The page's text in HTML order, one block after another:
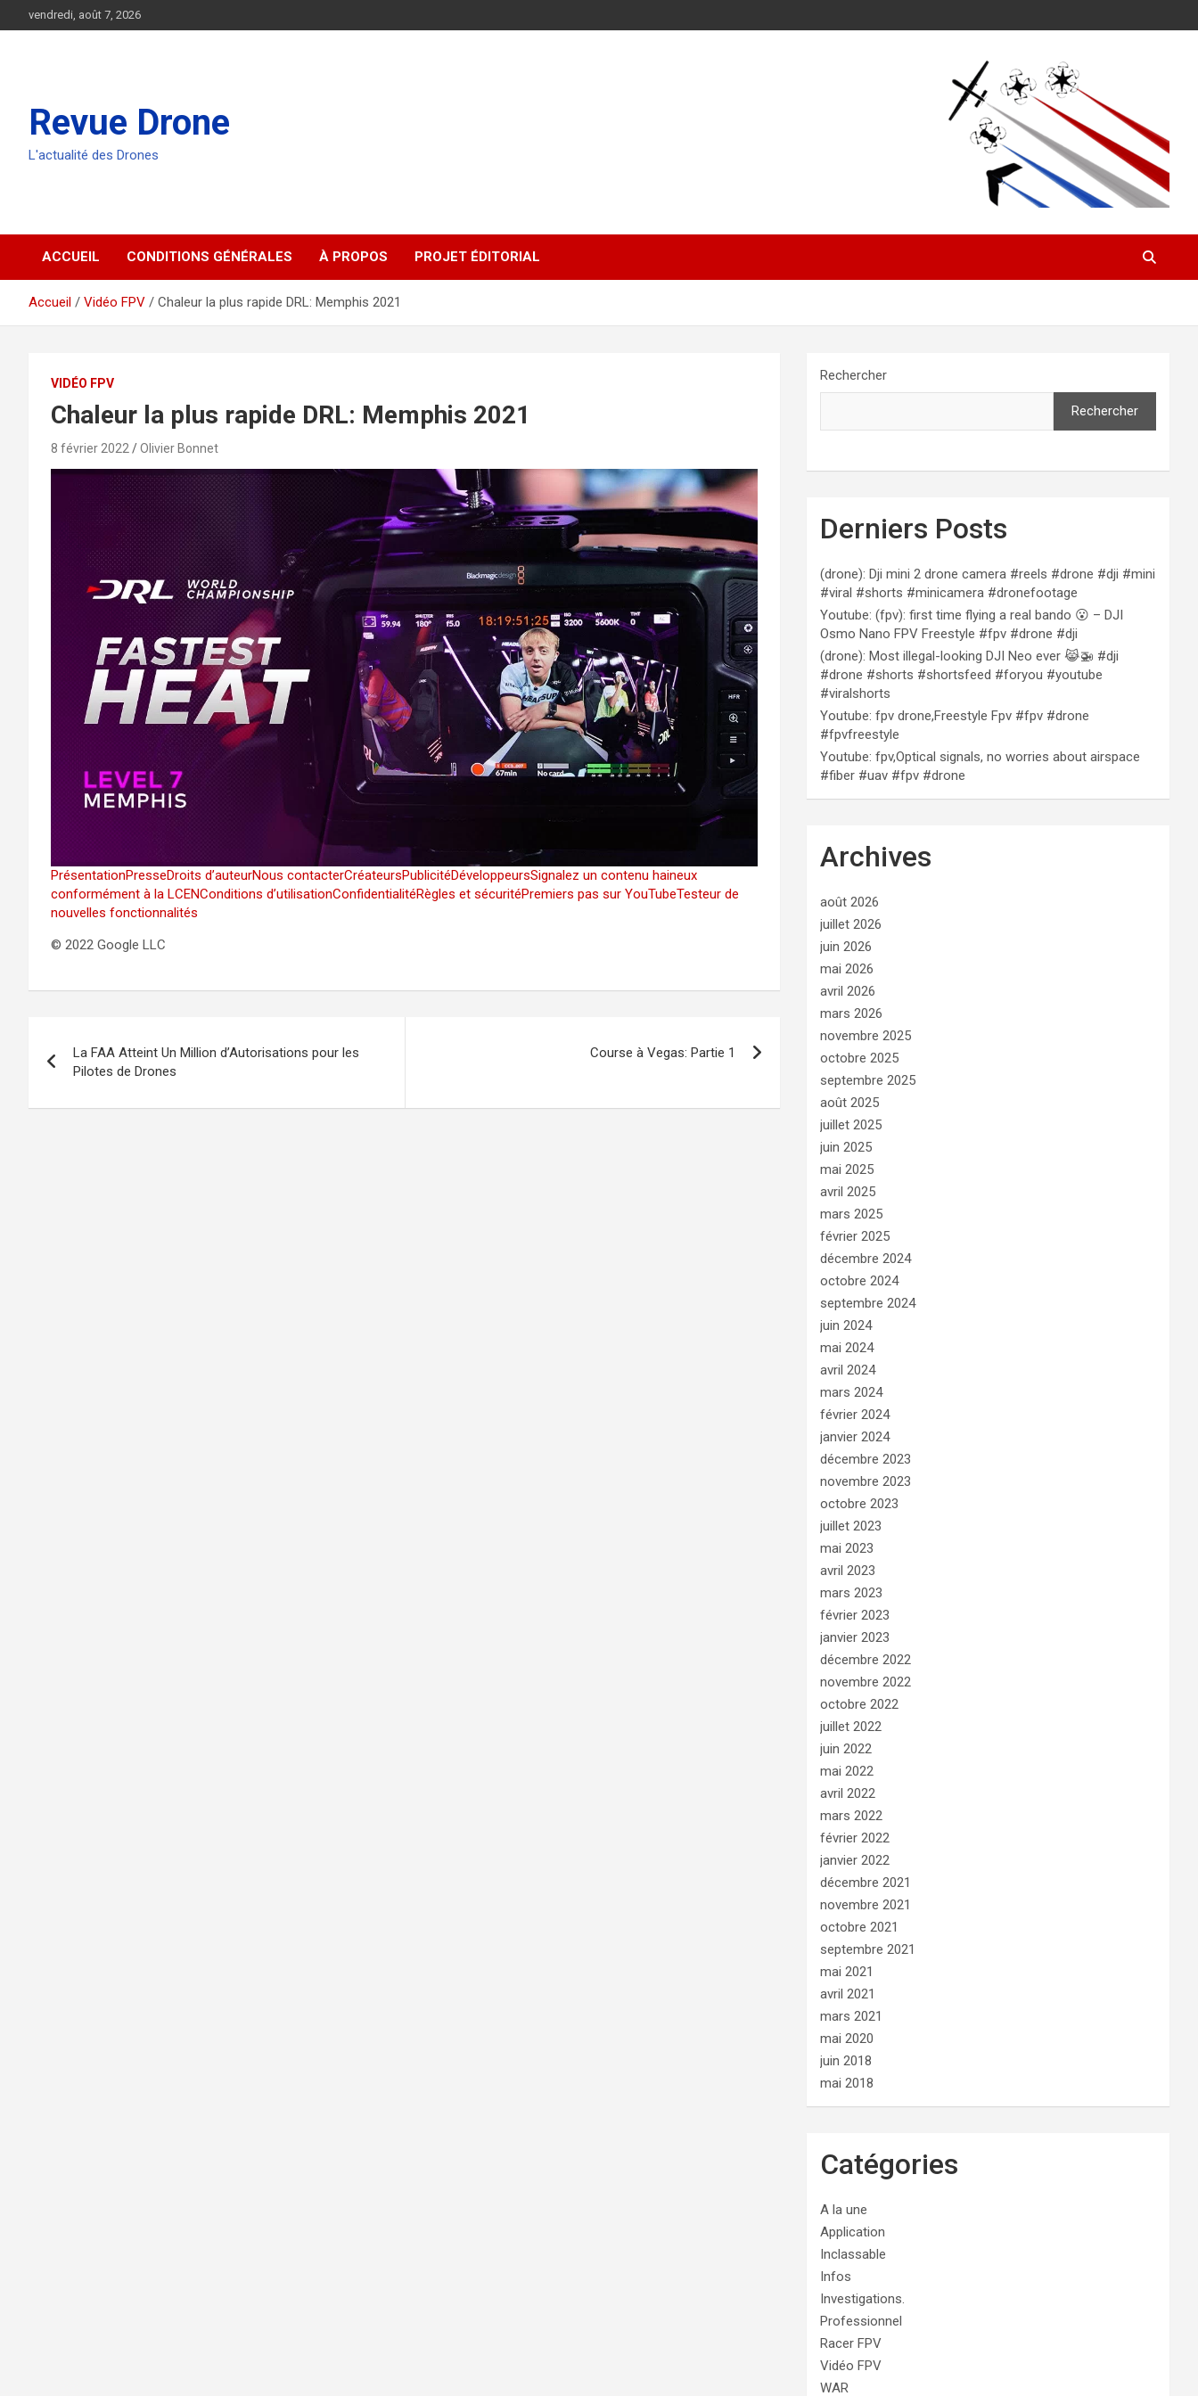
au
vendredi, août 7, 2026
Revue Drone
L'actualité des Drones
ACCUEIL CONDITIONS GÉNÉRALES À PROPOS PROJET ÉDITORIAL
Accueil Vidéo FPV Chaleur la plus rapide DRL: Memphis 2021
VIDÉO FPV
Chaleur la plus rapide DRL: Memphis 2021
8 février 2022 Olivier Bonnet
PrésentationPresseDroits d’auteurNous contacterCréateursPublicitéDéveloppeursSignalez un contenu haineux
conformément à la LCENConditions d’utilisationConfidentialitéRègles et sécuritéPremiers pas sur YouTubeTesteur de
nouvelles fonctionnalités
© 2022 Google LLC
de
l’article
La FAA Atteint Un Million d’Autorisations pour les
Pilotes de Drones
Course à Vegas: Partie 1
Rechercher
Rechercher
Derniers Posts
(drone): Dji mini 2 drone camera #reels #drone #dji #mini
#viral #shorts #minicamera #dronefootage
Youtube: (fpv): first time flying a real bando 😮 – DJI
Osmo Nano FPV Freestyle #fpv #drone #dji
(drone): Most illegal-looking DJI Neo ever 😹🚁 #dji
#drone #shorts #shortsfeed #foryou #youtube
#viralshorts
Youtube: fpv drone,Freestyle Fpv #fpv #drone
#fpvfreestyle
Youtube: fpv,Optical signals, no worries about airspace
#fiber #uav #fpv #drone
Archives
août 2026
juillet 2026
juin 2026
mai 2026
avril 2026
mars 2026
novembre 2025
octobre 2025
septembre 2025
août 2025
juillet 2025
juin 2025
mai 2025
avril 2025
mars 2025
février 2025
décembre 2024
octobre 2024
septembre 2024
juin 2024
mai 2024
avril 2024
mars 2024
février 2024
janvier 2024
décembre 2023
novembre 2023
octobre 2023
juillet 2023
mai 2023
avril 2023
mars 2023
février 2023
janvier 2023
décembre 2022
novembre 2022
octobre 2022
juillet 2022
juin 2022
mai 2022
avril 2022
mars 2022
février 2022
janvier 2022
décembre 2021
novembre 2021
octobre 2021
septembre 2021
mai 2021
avril 2021
mars 2021
mai 2020
juin 2018
mai 2018
Catégories
A la une
Application
Inclassable
Infos
Investigations.
Professionnel
Racer FPV
Vidéo FPV
WAR